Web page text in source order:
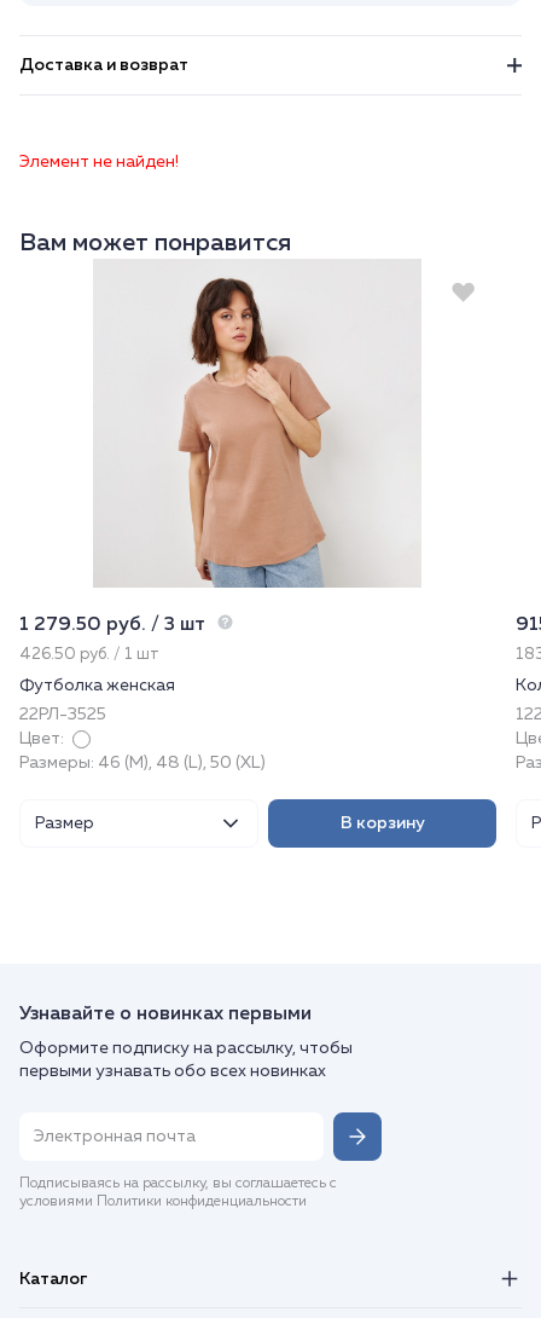
Доставка и возврат
Элемент не найден!
Вам может понравится
1 279.50 руб. / 3 шт
426.50 руб. / 1 шт
Футболка женская
22РЛ-3525
Цвет:
Размеры: 46 (M), 48 (L), 50 (XL)
Размер В корзину
Узнавайте о новинках первыми
Оформите подписку на рассылку, чтобы
первыми узнавать обо всех новинках
Подписываясь на рассылку, вы соглашаетесь с
условиями Политики конфиденциальности
Каталог